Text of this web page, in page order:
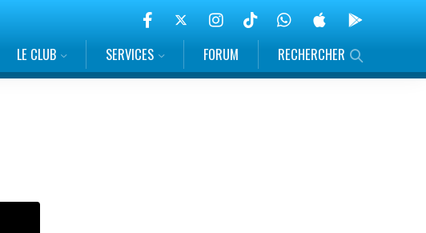
LE CLUB SERVICES FORUM RECHERCHER